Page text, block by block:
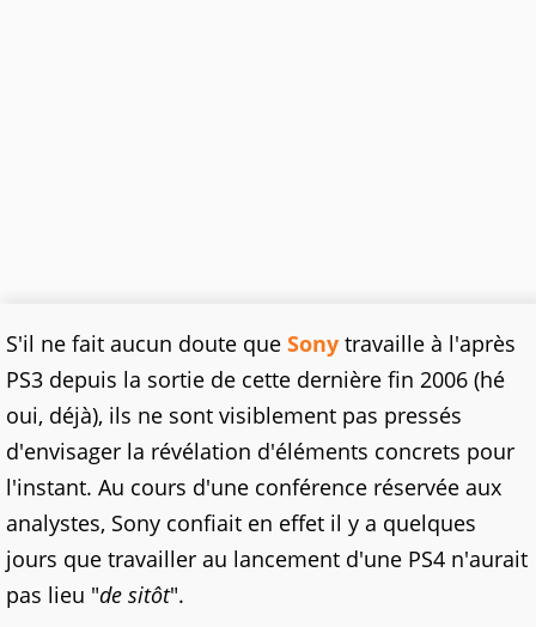
S'il ne fait aucun doute que Sony travaille à l'après
PS3 depuis la sortie de cette dernière fin 2006 (hé
oui, déjà), ils ne sont visiblement pas pressés
d'envisager la révélation d'éléments concrets pour
l'instant. Au cours d'une conférence réservée aux
analystes, Sony confiait en effet il y a quelques
jours que travailler au lancement d'une PS4 n'aurait
pas lieu "de sitôt".